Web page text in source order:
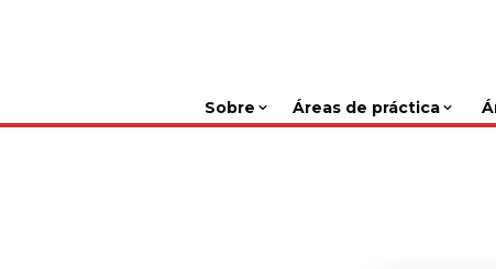
Sobre Áreas de práctica